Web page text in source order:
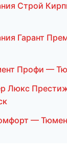
Строй
Гарант
Профи —
Люкс
—